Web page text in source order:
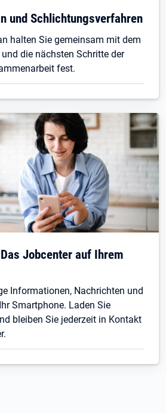
und Schlichtungsverfahren
halten Sie gemeinsam mit dem
die nächsten Schritte der
fest.
Jobcenter auf Ihrem
Informationen, Nachrichten und
Smartphone. Laden Sie
bleiben Sie jederzeit in Kontakt